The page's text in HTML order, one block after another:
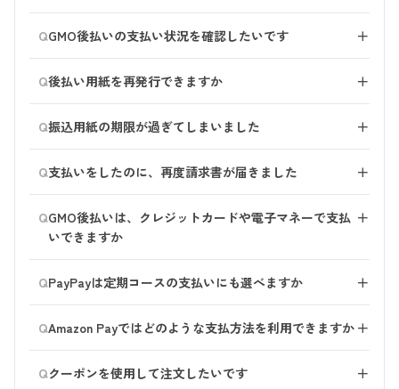
※ご利用のカード会社によって、返金までに2か月ほど
かかる場合がございます。
■商品の発送前にご注文内容の「キャンセル」をご希望
の場合 キャンセルと同時に、カード会社へ決済を取り
消す手続きを行います。 後日、カード会社を通してご
の8日前にご指定の口座より引き落としさせていただき
ます。
※お申し込み中の定期コース一覧が複数ある場合は、す
べてのクレジットカード情報を変更していただく必要が
■推奨のインターネットブラウザ ＞『Google
Chrome（最新版）』 ＞『Safari（最新版）』
※上記以外のブラウザをご利用の場合、正しく表示され
ない場合や、機能の一部が正しく動作しない場合があり
ましては、セキュリティの観点やMicrosoftによる開発終
了に伴い、haruオンラインショップでのサポートを終了
しております。推奨環境でのご利用をお願いいたしま
す。
・スマートフォン以外の携帯電話からのご利用
い。
円（税込）です。
※上限金額には、他店での後払いサービスご利用分も含
みます。
※上限金額以上をお申し込みの場合は、「クレジットカ
ード決済」もしくは「代金引換」をお選びください。
QGMO後払いの支払い状況を確認したいです
＋
スへ、お客様からご連絡をお願いいたします。
▼GMOペイメントサービス株式会社
・ご購入者様向け よくある質問
・電話番号：0570-666-350（平日10：00～17：00）
Q後払い用紙を再発行できますか
＋
ビス株式会社」へご連絡をお願いいたします。
▼GMOペイメントサービス株式会社
・ご購入者様向け よくある質問
┗ページ内のチャットボットより、「請求書を再発行し
たい（なくした）」を選んでください。
Q振込用紙の期限が過ぎてしまいました
＋
ビス株式会社」へ、ご連絡をお願いいたします。
▼GMOペイメントサービス株式会社
・ご購入者様向け よくある質問
・電話番号：0570-666-350（平日10：00～17：00）
Q支払いをしたのに、再度請求書が届きました
＋
お願いするご案内が届く場合がございます。 お支払い
から5日以上経過して請求書（メール）が届いた場合
は、お手数ですが、「GMOペイメントサービス株式会
社」までご連絡をお願いいたします。
■GMOペイメントゲートウェイ株式会社
電話番号：0570-666-350
QGMO後払いは、クレジットカードや電子マネーで支払
いできますか
＋
金でのお支払いをお願いしております。 利用するコン
ビニエンスストアによって、クレジットカードにて払込
できるか対応が異なるようです。 恐れ入りますが、お
客様からコンビニエンスストアへご確認いただくようお
願いいたします。
QPayPayは定期コースの支払いにも選べますか
＋
QAmazon Payではどのような支払方法を利用できますか ＋
Amazonギフトカードを使ったお支払い、あと払い（ペ
Qクーポンを使用して注文したいです
＋